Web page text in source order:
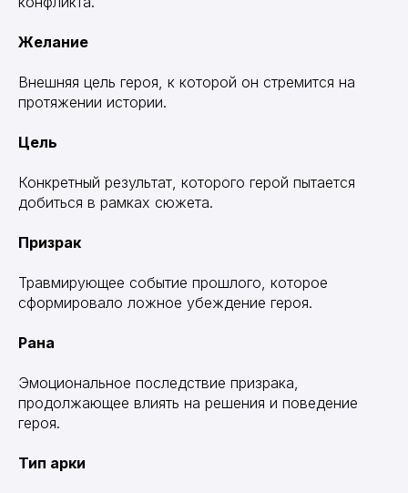
Желание
Внешняя цель героя, к которой он стремится на
протяжении истории.
Цель
Конкретный результат, которого герой пытается
добиться в рамках сюжета.
Призрак
Травмирующее событие прошлого, которое
сформировало ложное убеждение героя.
Рана
Эмоциональное последствие призрака,
продолжающее влиять на решения и поведение
героя.
Тип арки